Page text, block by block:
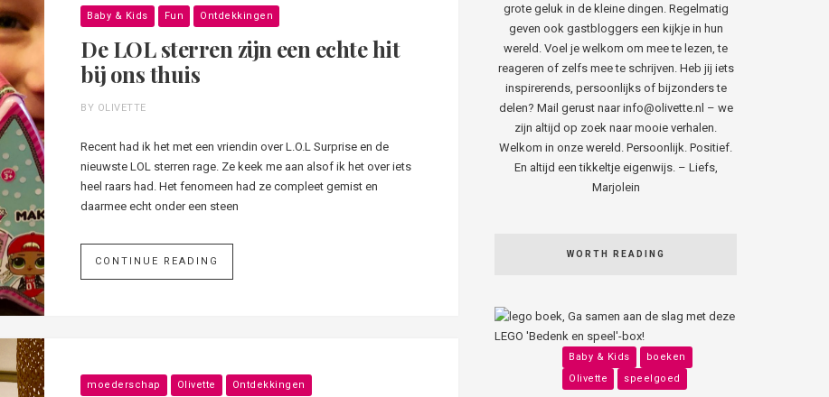
Baby & Kids Fun Ontdekkingen
De LOL sterren zijn een echte hit
bij ons thuis
BY OLIVETTE
Recent had ik het met een vriendin over L.O.L Surprise en de
nieuwste LOL sterren rage. Ze keek me aan alsof ik het over iets
heel raars had. Het fenomeen had ze compleet gemist en
daarmee echt onder een steen
CONTINUE READING
moederschap Olivette Ontdekkingen
grote geluk in de kleine dingen. Regelmatig
geven ook gastbloggers een kijkje in hun
wereld. Voel je welkom om mee te lezen, te
reageren of zelfs mee te schrijven. Heb jij iets
inspirerends, persoonlijks of bijzonders te
delen? Mail gerust naar info@olivette.nl – we
zijn altijd op zoek naar mooie verhalen.
Welkom in onze wereld. Persoonlijk. Positief.
En altijd een tikkeltje eigenwijs. – Liefs,
Marjolein
WORTH READING
Baby & Kids
boeken
Olivette
speelgoed